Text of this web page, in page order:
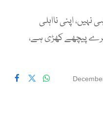
اپنی نااہلی
پیچھے کھڑی ہے،